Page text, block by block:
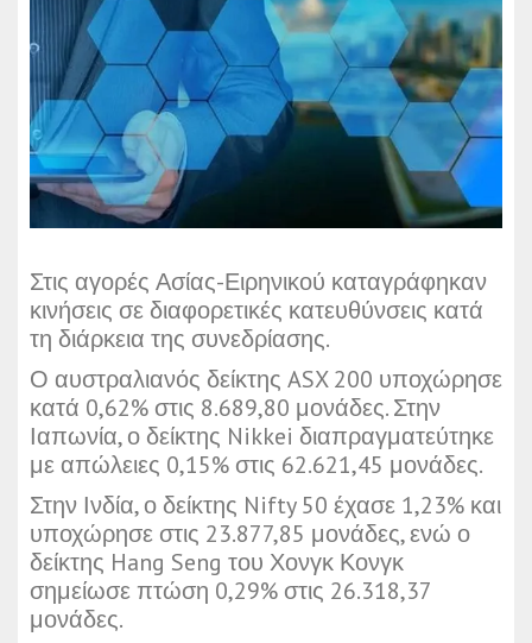
Στις αγορές Ασίας-Ειρηνικού καταγράφηκαν
κινήσεις σε διαφορετικές κατευθύνσεις κατά
τη διάρκεια της συνεδρίασης.
Ο αυστραλιανός δείκτης ASX 200 υποχώρησε
κατά 0,62% στις 8.689,80 μονάδες. Στην
Ιαπωνία, ο δείκτης Nikkei διαπραγματεύτηκε
με απώλειες 0,15% στις 62.621,45 μονάδες.
Στην Ινδία, ο δείκτης Nifty 50 έχασε 1,23% και
υποχώρησε στις 23.877,85 μονάδες, ενώ ο
δείκτης Hang Seng του Χονγκ Κονγκ
σημείωσε πτώση 0,29% στις 26.318,37
μονάδες.